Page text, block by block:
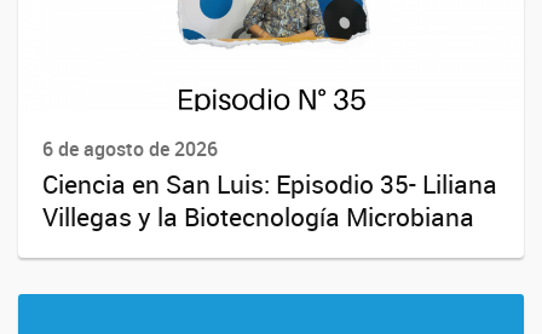
6 de agosto de 2026
Ciencia en San Luis: Episodio 35- Liliana
Villegas y la Biotecnología Microbiana